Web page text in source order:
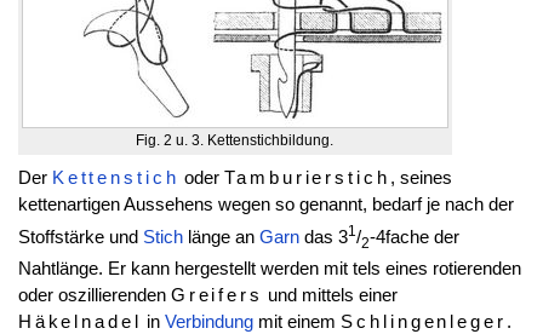
Fig. 2 u. 3. Kettenstichbildung.
Der Kettenstich oder Tamburierstich , seines
kettenartigen Aussehens wegen so genannt, bedarf je nach der
Stoffstärke und Stichlänge an Garndas 31 /2-4fache der
Nahtlänge. Er kann hergestellt werden mit tels eines rotierenden
oder oszillierenden Greifers und mittels einer
Häkelnadel
in Verbindung mit einem Schlingenleger .